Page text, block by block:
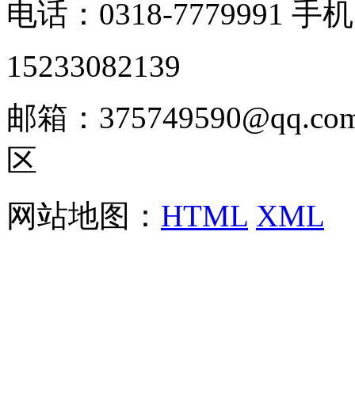
电话：0318-7779991 手
15233082139
邮箱：
区
网站地图： HTML XML